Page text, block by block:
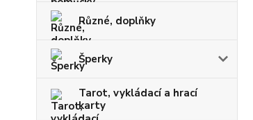
Různé, doplňky
Šperky
Tarot, vykládací a hrací
karty